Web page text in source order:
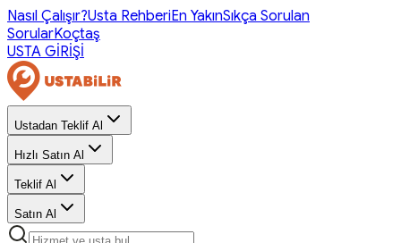
Nasıl Çalışır?Usta RehberiEn YakınSıkça Sorulan
SorularKoçtaş
USTA GİRİŞİ
Ustadan Teklif Al
Hızlı Satın Al
Teklif Al
Satın Al